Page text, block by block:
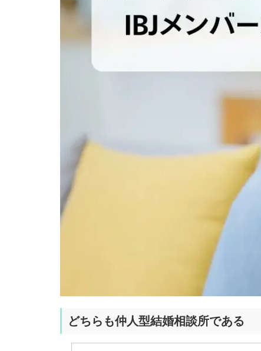
どちらも仲人型結婚相談所である